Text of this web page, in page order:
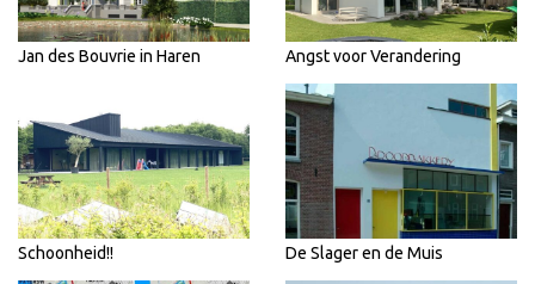
Jan des Bouvrie in Haren Angst voor Verandering
Schoonheid!! De Slager en de Muis